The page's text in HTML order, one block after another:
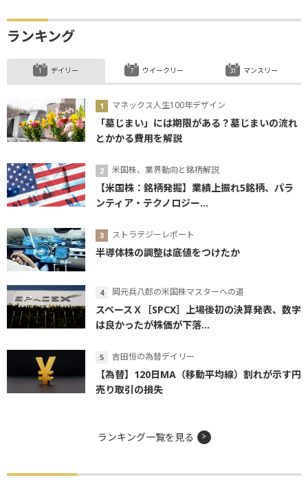
ランキング
デイリー
マネックス人生100年デザイン
「墓じまい」には期限がある？墓じまいの流れ
とかかる費用を解説
米国株、業界動向と銘柄解説
【米国株：銘柄発掘】業績上振れ5銘柄、パラ
ンティア・テクノロジー...
ストラテジーレポート
半導体株の調整は底値をつけたか
岡元兵八郎の米国株マスターへの道
スペースＸ［SPCX］上場後初の決算発表、数字
は良かったが株価が下落...
吉田恒の為替デイリー
【為替】120日MA（移動平均線）割れが示す円
売り取引の損失
ウイークリー マンスリー
ランキング一覧を見る